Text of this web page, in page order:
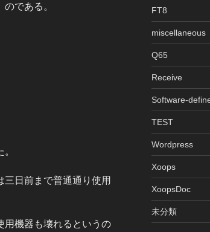
である。
日前まで普通通り使用
機器も壊れるというの
FT8
miscellaneous
Q65
Receive
Software-
TEST
Wordpress
Xoops
XoopsDoc
未分類